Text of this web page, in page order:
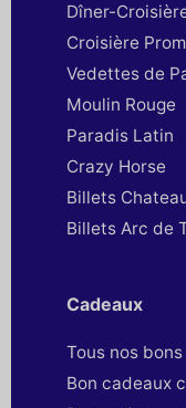
Dîner-
Croisière
Vedettes de
Moulin Rouge
Paradis Latin
Crazy Horse
Billets
Billets Arc de
Cadeaux
Tous nos
Bon cadeaux